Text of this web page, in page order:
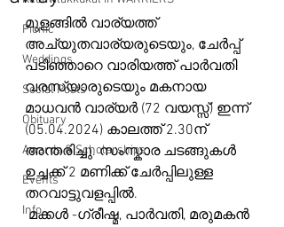
Picnic
Weddings
Social Posts
Obituary
Awards & Scholarships
Events
Info
മുളങ്ങിൽ വാര്യത്ത്
അച്യുതവാര്യരുടെയും, ചേർപ്പ്
പടിഞ്ഞാറെ വാരിയത്ത് പാർവതി
വരസ്യാരുടെയും മകനായ
മാധവൻ വാര്യർ (72 വയസ്സ്) ഇന്ന്
(05.04.2024) കാലത്ത് 2.30ന്
അന്തരിച്ചു. സംസ്കാര ചടങ്ങുകൾ
ഉച്ചക്ക് 2 മണിക്ക് ചേർപ്പിലുള്ള
തറവാട്ടുവളപ്പിൽ.
മക്കൾ -ഗ്രീഷ്മ, പാർവതി, മരുമകൻ